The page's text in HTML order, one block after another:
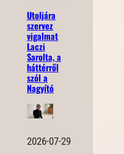
Utoljára
szervez
vigalmat
Laczi
Sarolta, a
háttérről
szól a
Nagyító
2026-07-29